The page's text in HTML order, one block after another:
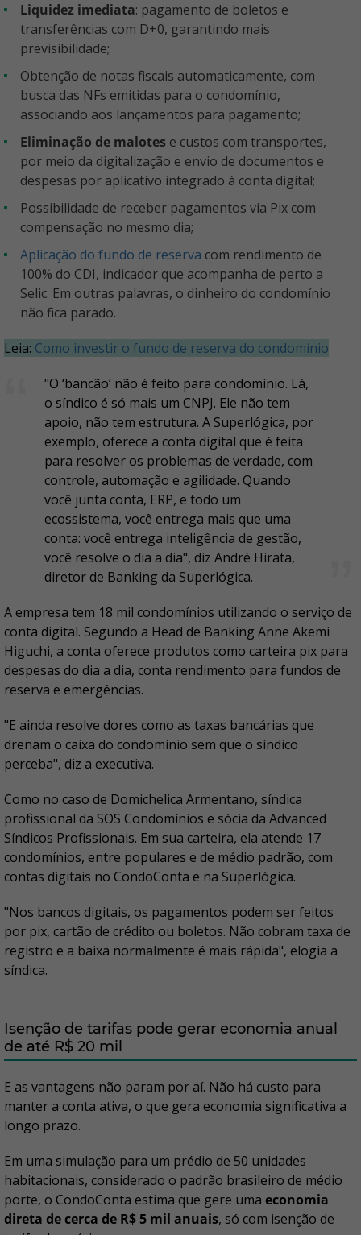
liquidez imediata: pagamento de boletos e
transferências com D+0, garantindo mais
previsibilidade;
obtenção de notas fiscais automaticamente, com
busca das NFs emitidas para o condomínio,
associando aos lançamentos para pagamento;
eliminação de malotes e custos com transportes,
por meio da digitalização e envio de documentos e
despesas por aplicativo integrado à conta digital;
possibilidade de receber pagamentos via Pix com
compensação no mesmo dia;
aplicação do fundo de reserva com rendimento de
100% do CDI, indicador que acompanha de perto a
Selic. Em outras palavras, o dinheiro do condomínio
não fica parado.
Leia: Como investir o fundo de reserva do condomínio
"O ‘bancão’ não é feito para condomínio. Lá,
o síndico é só mais um CNPJ. Ele não tem
apoio, não tem estrutura. A Superlógica, por
exemplo, oferece a conta digital que é feita
para resolver os problemas de verdade, com
controle, automação e agilidade. Quando
você junta conta, ERP, e todo um
ecossistema, você entrega mais que uma
conta: você entrega inteligência de gestão,
você resolve o dia a dia", diz André Hirata,
diretor de Banking da Superlógica.
A empresa tem 18 mil condomínios utilizando o serviço de
conta digital. Segundo a Head de Banking Anne Akemi
Higuchi, a conta oferece produtos como carteira pix para
despesas do dia a dia, conta rendimento para fundos de
reserva e emergências.
"E ainda resolve dores como as taxas bancárias que
drenam o caixa do condomínio sem que o síndico
perceba", diz a executiva.
Como no caso de Domichelica Armentano, síndica
profissional da SOS Condomínios e sócia da Advanced
Síndicos Profissionais. Em sua carteira, ela atende 17
condomínios, entre populares e de médio padrão, com
contas digitais no CondoConta e na Superlógica.
"Nos bancos digitais, os pagamentos podem ser feitos
por pix, cartão de crédito ou boletos. Não cobram taxa de
registro e a baixa normalmente é mais rápida", elogia a
síndica.
Isenção de tarifas pode gerar economia anual
de até R$ 20 mil
E as vantagens não param por aí. Não há custo para
manter a conta ativa, o que gera economia significativa a
longo prazo.
Em uma simulação para um prédio de 50 unidades
habitacionais, considerado o padrão brasileiro de médio
porte, o CondoConta estima que gere uma economia
direta de cerca de R$ 5 mil anuais, só com isenção de